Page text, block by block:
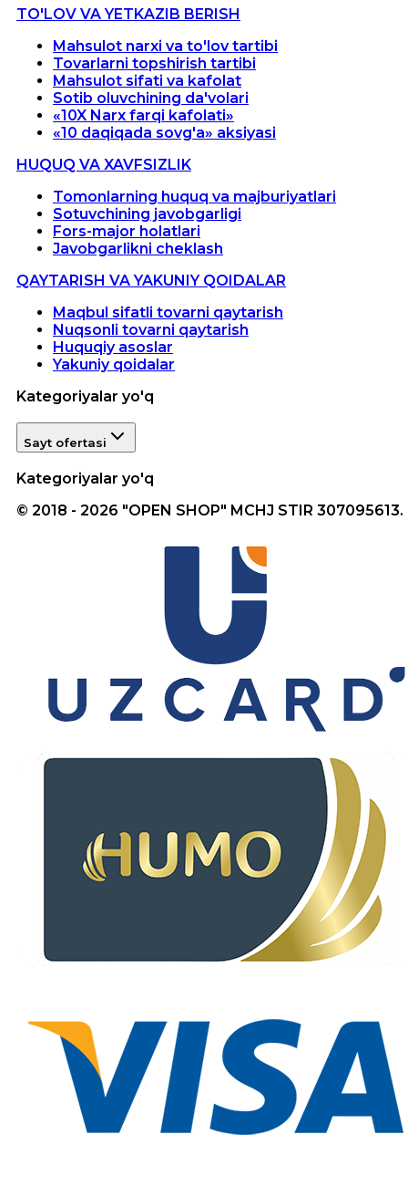
TO'LOV VA YETKAZIB BERISH
Mahsulot narxi va to'lov tartibi
Tovarlarni topshirish tartibi
Mahsulot sifati va kafolat
Sotib oluvchining da'volari
«10X Narx farqi kafolati»
«10 daqiqada sovg'a» aksiyasi
HUQUQ VA XAVFSIZLIK
Tomonlarning huquq va majburiyatlari
Sotuvchining javobgarligi
Fors-major holatlari
Javobgarlikni cheklash
QAYTARISH VA YAKUNIY QOIDALAR
Maqbul sifatli tovarni qaytarish
Nuqsonli tovarni qaytarish
Huquqiy asoslar
Yakuniy qoidalar
Kategoriyalar yo'q
Sayt ofertasi
Kategoriyalar yo'q
© 2018 - 2026 "OPEN SHOP" MCHJ STIR 307095613.